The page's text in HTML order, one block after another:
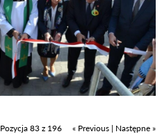
Pozycja 83 z 196 « Previous | Następne »